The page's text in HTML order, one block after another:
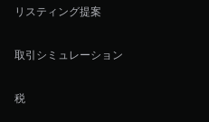
リスティング提案
取引シミュレーション
税